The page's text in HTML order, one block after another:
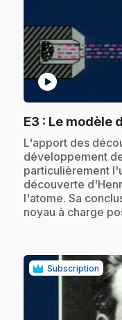
play_circle
E3 : Le modèle
.L'apport des
développement
particulièrement
découverte
l'atome. Sa
noyau à charge
Subscription